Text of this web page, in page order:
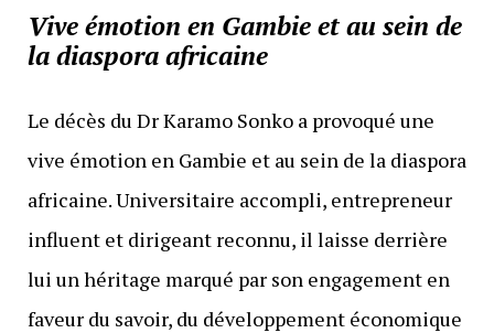
Vive émotion en Gambie et au sein de
la diaspora africaine
Le décès du Dr Karamo Sonko a provoqué une
vive émotion en Gambie et au sein de la diaspora
africaine. Universitaire accompli, entrepreneur
influent et dirigeant reconnu, il laisse derrière
lui un héritage marqué par son engagement en
faveur du savoir, du développement économique